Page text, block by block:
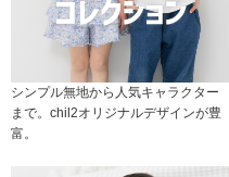
シンプル無地から人気キャラクター
まで。chil2オリジナルデザインが豊
富。